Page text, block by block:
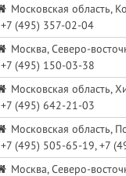
Московская область,
+7 (495) 357-02-04
Москва, Северо-
+7 (495) 150-03-38
Московская область,
+7 (495) 642-21-03
Московская область,
+7 (495) 505-65-19, +7
Москва, Северо-